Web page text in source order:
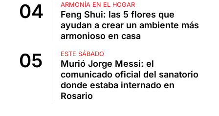
ARMONÍA EN EL HOGAR
Feng Shui: las 5 flores que
ayudan a crear un ambiente más
armonioso en casa
ESTE SÁBADO
Murió Jorge Messi: el
comunicado oficial del sanatorio
donde estaba internado en
Rosario